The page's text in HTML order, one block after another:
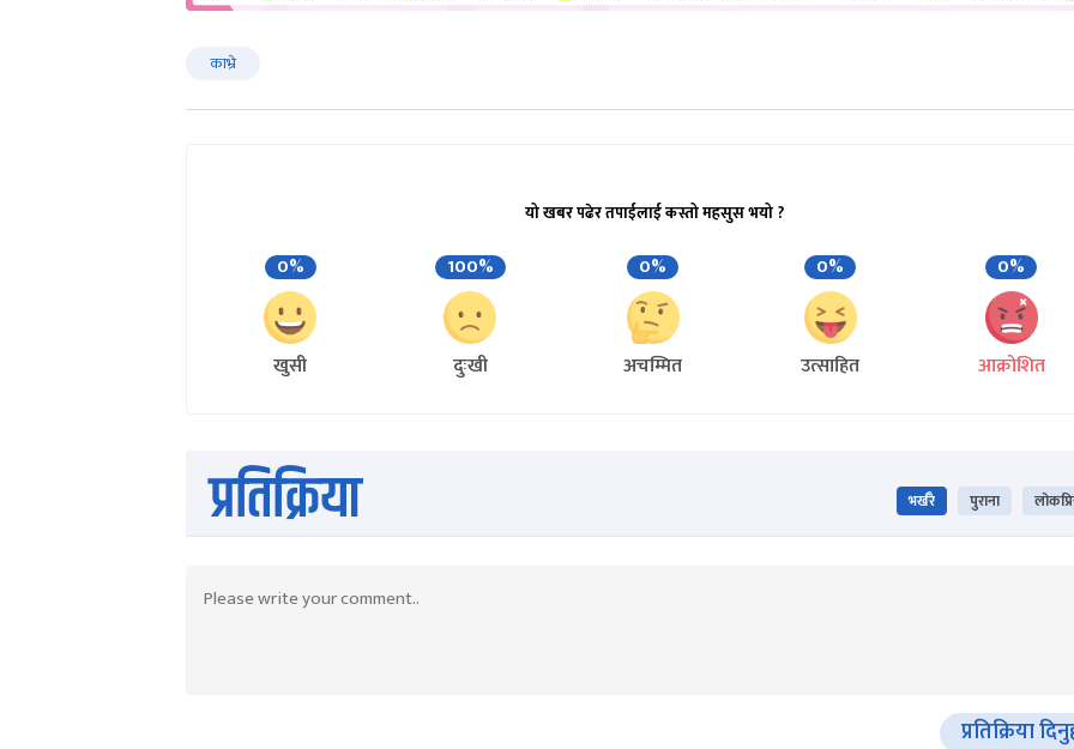
काभ्रे
यो खबर पढेर तपाईलाई कस्तो महसुस भयो ?
0%
खुसी
100%
दुःखी
0%
अचम्मित
0%
उत्साहित
0%
आक्रोशित
प्रतिक्रिया भर्खरै पुराना
प्रतिक्रिया